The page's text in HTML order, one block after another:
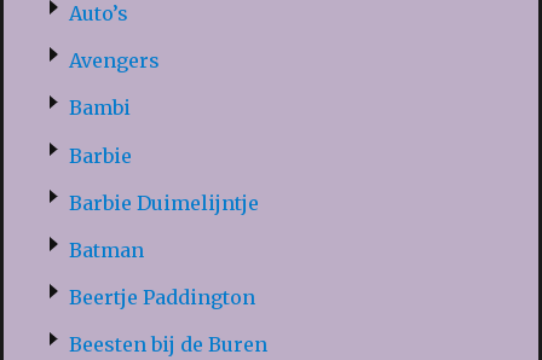
Auto’s
Avengers
Bambi
Barbie
Barbie Duimelijntje
Batman
Beertje Paddington
Beesten bij de Buren